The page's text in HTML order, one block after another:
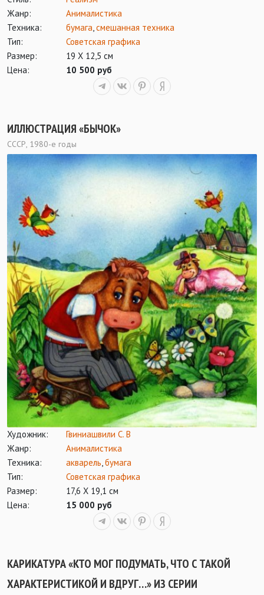
Жанр:
Анималистика
Техника:
бумага смешанная техника
Тип:
Советская графика
Размер:
19 Х 12,5 см
Цена:
10 500 руб
ИЛЛЮСТРАЦИЯ «БЫЧОК»
СССР, 1980-е годы
Художник:
Гвиниашвили С. В
Жанр:
Анималистика
Техника:
акварель,бумага
Тип:
Советская графика
Размер:
17,6 Х 19,1 см
Цена:
15 000 руб
КАРИКАТУРА «КТО МОГ ПОДУМАТЬ, ЧТО С ТАКОЙ
ХАРАКТЕРИСТИКОЙ И ВДРУГ…» ИЗ СЕРИИ